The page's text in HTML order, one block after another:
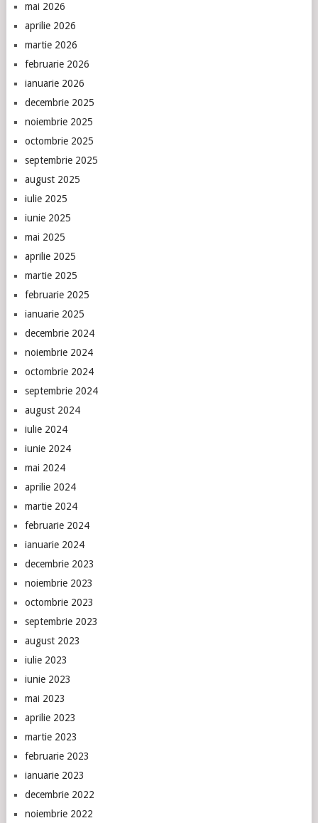
mai 2026
aprilie 2026
martie 2026
februarie 2026
ianuarie 2026
decembrie 2025
noiembrie 2025
octombrie 2025
septembrie 2025
august 2025
iulie 2025
iunie 2025
mai 2025
aprilie 2025
martie 2025
februarie 2025
ianuarie 2025
decembrie 2024
noiembrie 2024
octombrie 2024
septembrie 2024
august 2024
iulie 2024
iunie 2024
mai 2024
aprilie 2024
martie 2024
februarie 2024
ianuarie 2024
decembrie 2023
noiembrie 2023
octombrie 2023
septembrie 2023
august 2023
iulie 2023
iunie 2023
mai 2023
aprilie 2023
martie 2023
februarie 2023
ianuarie 2023
decembrie 2022
noiembrie 2022